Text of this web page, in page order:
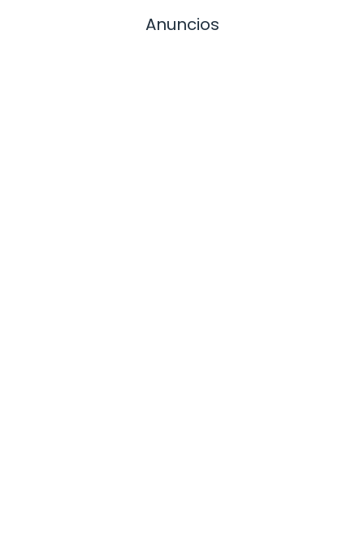
Anuncios